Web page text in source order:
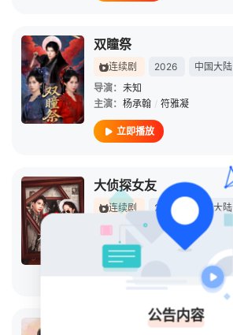
双瞳祭
连续剧 2026
中国大陆
导演： 未知
主演： 杨承翰 / 符雅凝
立即播放
大侦探女友
连续剧 2025
中国大陆
导演：
主演：董昕赟 杨承翰
立即播放
拜托，不要动我的饭碗
公告内容